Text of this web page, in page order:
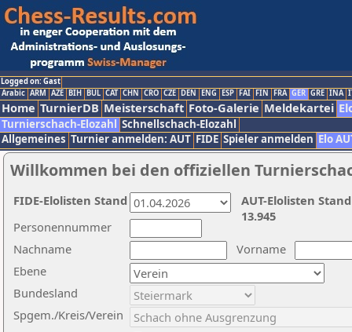
Logged on: Gast
Arabic ARM AZE BIH BUL CAT CHN CRO CZE DEN ENG ESP FAI FIN FRA GER GRE INA
Home TurnierDB Meisterschaft Foto-Galerie Meldekartei
Turnierschach-Elozahl Schnellschach-Elozahl
Allgemeines Turnier anmelden: AUT FIDE Spieler anmelden Elo
Willkommen bei den offiziellen
Nachname
Vorname
Ebene
Personennummer
Bundesland
Spgem./Kreis/Verein
AUT-Elolisten
13.945
FIDE-Elolisten Stand